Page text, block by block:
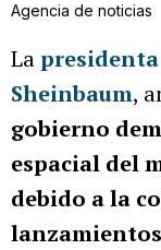
Agencia de noticias
La
Sheinbaum,
gobierno
espacial del
debido a la